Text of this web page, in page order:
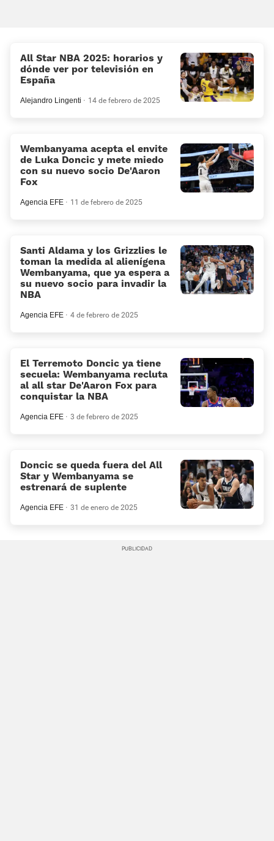
All Star NBA 2025: horarios y
dónde ver por televisión en
España
Alejandro Lingenti 14 de febrero de 2025
Wembanyama acepta el envite
de Luka Doncic y mete miedo
con su nuevo socio De'Aaron
Fox
Agencia EFE 11 de febrero de 2025
Santi Aldama y los Grizzlies le
toman la medida al alienígena
Wembanyama, que ya espera a
su nuevo socio para invadir la
NBA
Agencia EFE 4 de febrero de 2025
El Terremoto Doncic ya tiene
secuela: Wembanyama recluta
al all star De'Aaron Fox para
conquistar la NBA
Agencia EFE 3 de febrero de 2025
Doncic se queda fuera del All
Star y Wembanyama se
estrenará de suplente
Agencia EFE 31 de enero de 2025